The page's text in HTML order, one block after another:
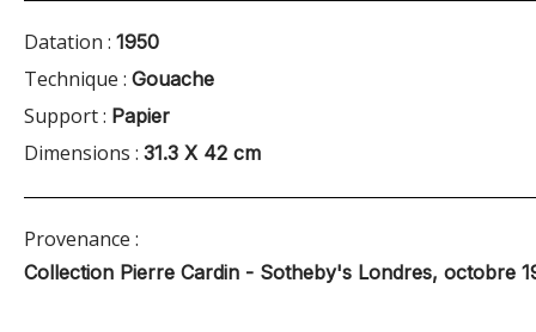
Datation : 1950
Technique : Gouache
Support : Papier
Dimensions : 31.3 X 42 cm
Provenance :
Collection Pierre Cardin - Sotheby's Londres, octobre